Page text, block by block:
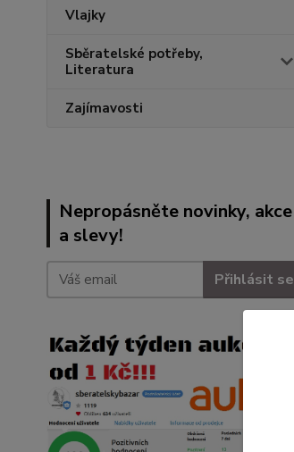
Vlajky
Sběratelské potřeby,
Literatura
Zajímavosti
Nepropásněte novinky, akce
a slevy!
Přihlásit se